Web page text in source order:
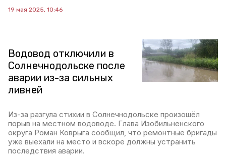
19 мая 2025, 10:46
Водовод отключили в
Солнечнодольске после
аварии из-за сильных
ливней
Из-за разгула стихии в Солнечнодольске произошёл
порыв на местном водоводе. Глава Изобильненского
округа Роман Коврыга сообщил, что ремонтные бригады
уже выехали на место и вскоре должны устранить
последствия аварии.